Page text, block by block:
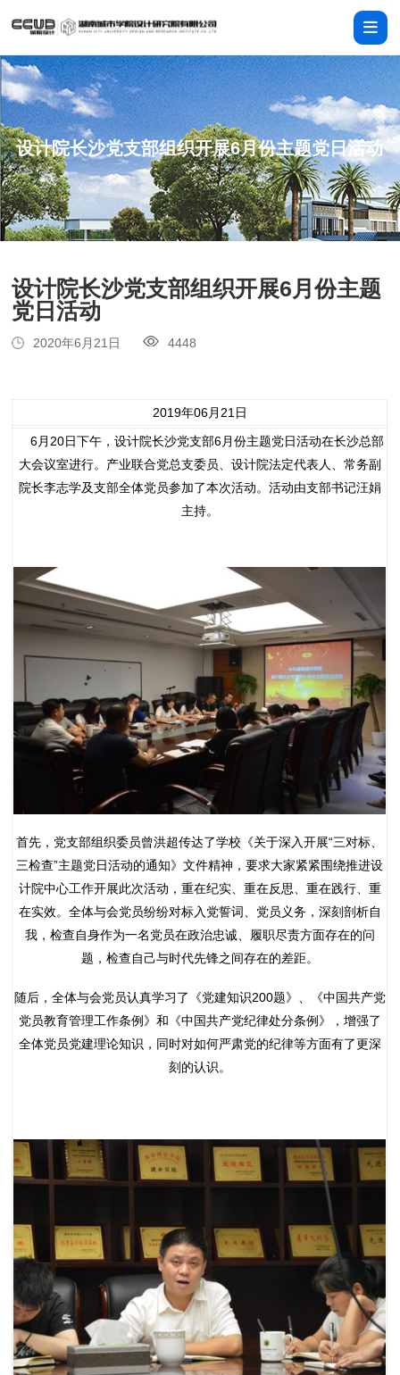
设计院长沙党支部组织开展6月份主题党日活动
设计院长沙党支部组织开展6月份主题
党日活动
2020年6月21日 4448
2019年06月21日
6月20日下午，设计院长沙党支部6月份主题党日活动在长沙总部
大会议室进行。产业联合党总支委员、设计院法定代表人、常务副
院长李志学及支部全体党员参加了本次活动。活动由支部书记汪娟
主持。
首先，党支部组织委员曾洪超传达了学校《关于深入开展“三对标、
三检查”主题党日活动的通知》文件精神，要求大家紧紧围绕推进设
计院中心工作开展此次活动，重在纪实、重在反思、重在践行、重
在实效。全体与会党员纷纷对标入党誓词、党员义务，深刻剖析自
我，检查自身作为一名党员在政治忠诚、履职尽责方面存在的问
题，检查自己与时代先锋之间存在的差距。
随后，全体与会党员认真学习了《党建知识200题》、《中国共产党
党员教育管理工作条例》和《中国共产党纪律处分条例》，增强了
全体党员党建理论知识，同时对如何严肃党的纪律等方面有了更深
刻的认识。